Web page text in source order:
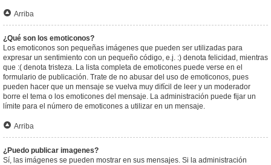
Arriba
¿Qué son los emoticonos?
Los emoticonos son pequeñas imágenes que pueden ser utilizadas para
expresar un sentimiento con un pequeño código, e.j. :) denota felicidad, mientras
que :( denota tristeza. La lista completa de emoticones puede verse en el
formulario de publicación. Trate de no abusar del uso de emoticonos, pues
pueden hacer que un mensaje se vuelva muy difícil de leer y un moderador
borre el tema o los emoticones del mensaje. La administración puede fijar un
límite para el número de emoticones a utilizar en un mensaje.
Arriba
¿Puedo publicar imagenes?
Sí, las imágenes se pueden mostrar en sus mensajes. Si la administración